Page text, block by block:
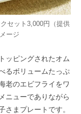
セット3,000円（提供
ージ
ッピングされたオム
るボリュームたっぷ
老のエビフライをワ
ニューでありながら
さまプレートです。